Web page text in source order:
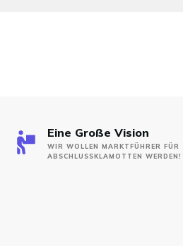
Eine Große Vision
WIR WOLLEN MARKTFÜHRER FÜR
ABSCHLUSSKLAMOTTEN WERDEN!